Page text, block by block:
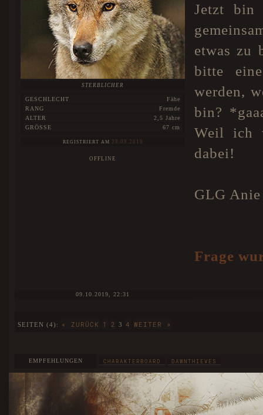
STERBLICHER
GESCHLECHT
Fähe
RANG
Fremde
ALTER
2,5 Jahre
GRÖSSE
67 cm
REGISTRIERT AM 28.09.2019
OFFLINE
Jetzt bin
etwas zu
bitte
werden,
bin?
Weil ich
dabei!
GLG Anie
Frage
09.10.2019, 22:31
SEITEN (4): « ZURÜCK 1 2 3 4 WEITER »
EMPFEHLUNGEN CHARAKTERBOARD DAWNTHIEVES